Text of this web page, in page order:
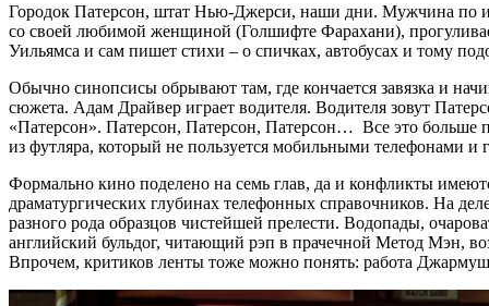
Городок Патерсон, штат Нью-Джерси, наши дни. Мужчина по
со своей любимой женщиной (Голшифте Фарахани),
Уильямса и сам пишет стихи – о спичках, автобусах и тому
Обычно синопсисы обрывают там, где кончается завязка и
сюжета. Адам Драйвер играет водителя. Водителя зовут
«Патерсон». Патерсон, Патерсон, Патерсон… Все это больше
из футляра, который не пользуется мобильными телефонами
Формально кино поделено на семь глав, да и конфликты
драматургических глубинах телефонных справочников. На
разного рода образцов чистейшей прелести. Водопады,
английский бульдог, читающий рэп в прачечной Метод Мэн,
Впрочем, критиков ленты тоже можно понять: работа